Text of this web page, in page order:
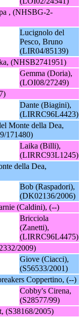
, (NHSBG-2-
Lucignolo del
Pesco, Bruno
(LIR04/85139)
(NHSB2741951)
Gemma (Doria),
(LOI08/27249)
Dante (Biagini),
(LIRRC96L4423)
Monte della Dea,
171480)
Laika (Billi),
(LIRRC93L1245)
della Dea,
Bob (Raspadori),
(DK02136/2006)
(Caldini), (--)
Bricciola
(Zanetti),
(LIRRC96L4475)
2009)
Giove (Ciacci),
(S56533/2001)
Coppertino, (--)
Cobby's Cirena,
(S28577/99)
(S38168/2005)